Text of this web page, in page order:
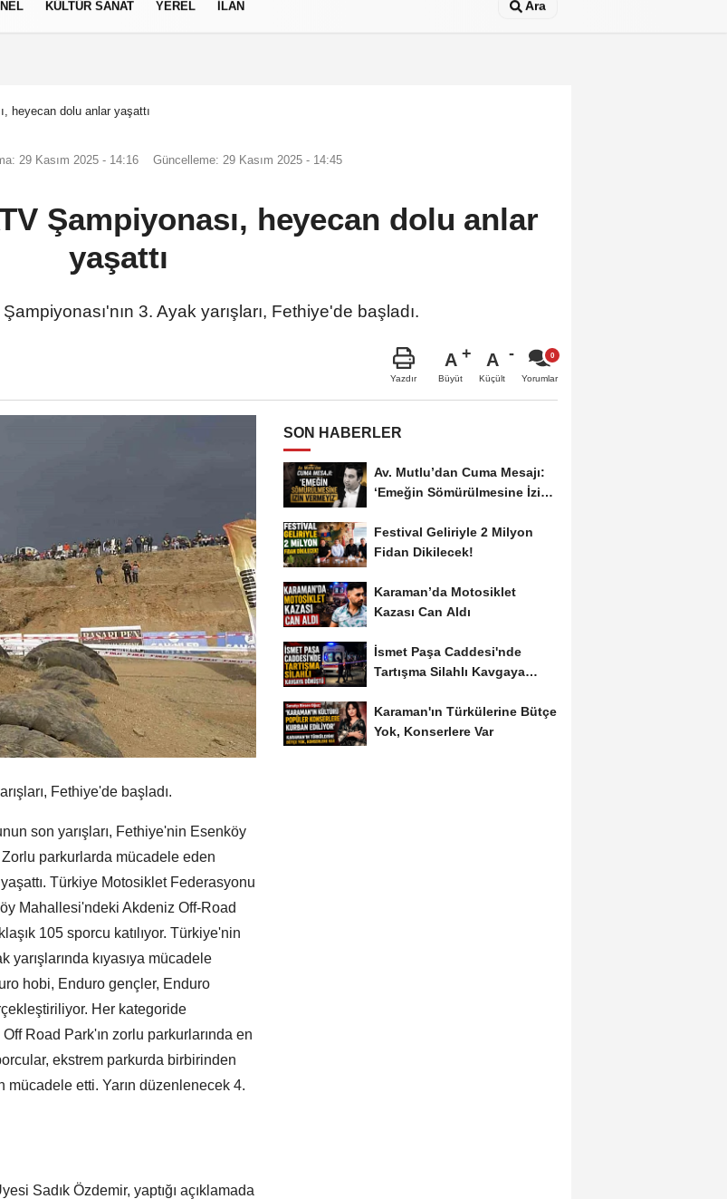
KÜLTÜR SANAT YEREL İLAN Ara
heyecan dolu anlar yaşattı
29 Kasım 2025 - 14:16 Güncelleme: 29 Kasım 2025 - 14:45
Şampiyonası, heyecan dolu anlar
yaşattı
3. Ayak yarışları, Fethiye'de başladı.
Yazdır
A
Büyüt
A
Küçült Yorumlar
Fethiye'de başladı.
son yarışları, Fethiye'nin Esenköy
parkurlarda mücadele eden
Türkiye Motosiklet Federasyonu
Mahallesi'ndeki Akdeniz Off-Road
105 sporcu katılıyor. Türkiye'nin
kıyasıya mücadele
hobi, Enduro gençler, Enduro
Her kategoride
Road Park'ın zorlu parkurlarında en
ekstrem parkurda birbirinden
etti. Yarın düzenlenecek 4.
Sadık Özdemir, yaptığı açıklamada
SON HABERLER
Av. Mutlu’dan Cuma Mesajı:
‘Emeğin Sömürülmesine İzin
Festival Geliriyle 2 Milyon
Fidan Dikilecek!
Karaman’da Motosiklet
Kazası Can Aldı
İsmet Paşa Caddesi'nde
Tartışma Silahlı Kavgaya
Karaman'ın Türkülerine Bütçe
Yok, Konserlere Var